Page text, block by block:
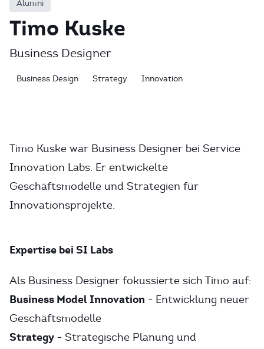
Alumni
Timo Kuske
Business Designer
Business Design Strategy Innovation
Timo Kuske war Business Designer bei Service
Innovation Labs. Er entwickelte
Geschäftsmodelle und Strategien für
Innovationsprojekte.
Expertise bei SI Labs
Als Business Designer fokussierte sich Timo auf:
Business Model Innovation - Entwicklung neuer
Geschäftsmodelle
Strategy - Strategische Planung und